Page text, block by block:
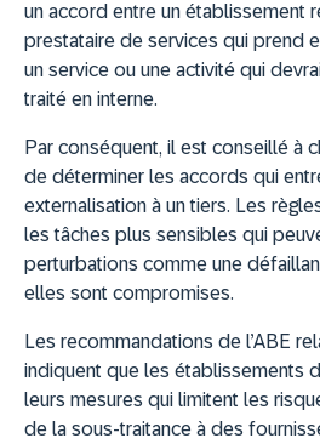
un accord entre un établissement
prestataire de services qui prend
un service ou une activité qui
traité en interne.
Par conséquent, il est conseillé à
de déterminer les accords qui
externalisation à un tiers. Les
les tâches plus sensibles qui
perturbations comme une
elles sont compromises.
Les recommandations de l’ABE
indiquent que les établissements
leurs mesures qui limitent les
de la sous-traitance à des